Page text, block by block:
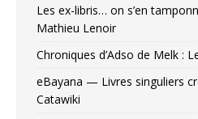
Les ex-libris… on s’en
Mathieu Lenoir
Chroniques d’Adso de Melk :
eBayana — Livres singuliers
Catawiki